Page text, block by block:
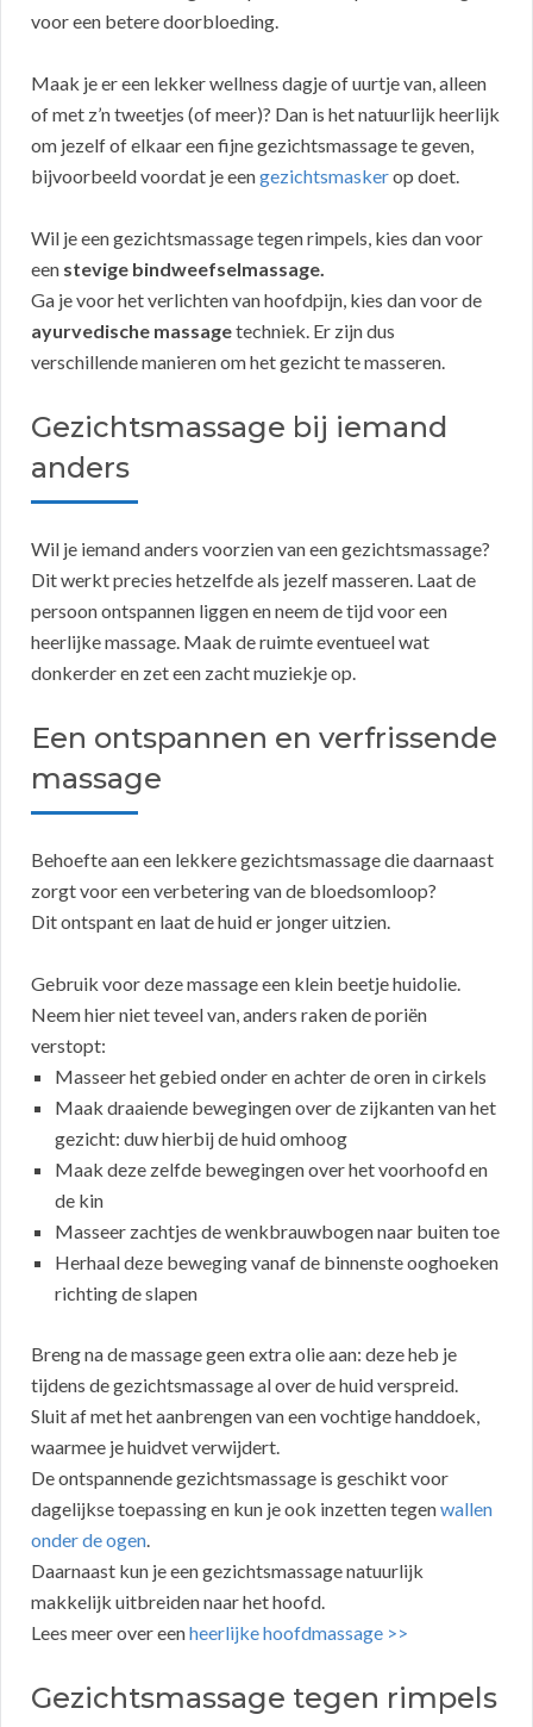
voor een betere doorbloeding.
Maak je er een lekker wellness dagje of uurtje van, alleen
of met z’n tweetjes (of meer)? Dan is het natuurlijk heerlijk
om jezelf of elkaar een fijne gezichtsmassage te geven,
bijvoorbeeld voordat je eengezichtsmaskerop doet.
Wil je een gezichtsmassage tegen rimpels, kies dan voor
een stevige bindweefselmassage.
Ga je voor het verlichten van hoofdpijn, kies dan voor de
ayurvedische massagetechniek. Er zijn dus
verschillende manieren om het gezicht te masseren.
Gezichtsmassage bij iemand
anders
Wil je iemand anders voorzien van een gezichtsmassage?
Dit werkt precies hetzelfde als jezelf masseren. Laat de
persoon ontspannen liggen en neem de tijd voor een
heerlijke massage. Maak de ruimte eventueel wat
donkerder en zet een zacht muziekje op.
Een ontspannen en verfrissende
massage
Behoefte aan een lekkere gezichtsmassage die daarnaast
zorgt voor een verbetering van de bloedsomloop?
Dit ontspant en laat de huid er jonger uitzien.
Gebruik voor deze massage een klein beetje huidolie.
Neem hier niet teveel van, anders raken de poriën
verstopt:
Masseer het gebied onder en achter de oren in cirkels
Maak draaiende bewegingen over de zijkanten van het
gezicht: duw hierbij de huid omhoog
Maak deze zelfde bewegingen over het voorhoofd en
de kin
Masseer zachtjes de wenkbrauwbogen naar buiten toe
Herhaal deze beweging vanaf de binnenste ooghoeken
richting de slapen
Breng na de massage geen extra olie aan: deze heb je
tijdens de gezichtsmassage al over de huid verspreid.
Sluit af met het aanbrengen van een vochtige handdoek,
waarmee je huidvet verwijdert.
De ontspannende gezichtsmassage is geschikt voor
dagelijkse toepassing en kun je ook inzetten tegenwallen
onder de ogen
Daarnaast kun je een gezichtsmassage natuurlijk
makkelijk uitbreiden naar het hoofd.
Lees meer over eenheerlijke hoofdmassage >>
Gezichtsmassage tegen rimpels